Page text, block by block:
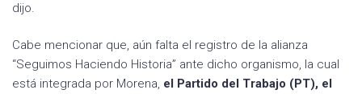
dijo.
Cabe mencionar que, aún falta el registro de la alianza
“Seguimos Haciendo Historia” ante dicho organismo, la cual
está integrada por Morena, el Partido del Trabajo (PT), el